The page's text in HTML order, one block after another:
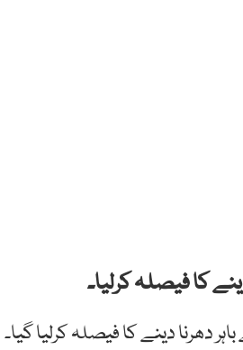
کا فیصلہ کرلیا۔
دھرنا دینے کا فیصلہ کرلیا گیا۔